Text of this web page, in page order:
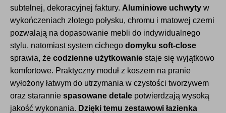
subtelnej, dekoracyjnej faktury. Aluminiowe uchwyty w
wykończeniach złotego połysku, chromu i matowej czerni
pozwalają na dopasowanie mebli do indywidualnego
stylu, natomiast system cichego domyku soft-close
sprawia, że codzienne użytkowanie staje się wyjątkowo
komfortowe. Praktyczny moduł z koszem na pranie
wyłożony łatwym do utrzymania w czystości tworzywem
oraz starannie spasowane detale potwierdzają wysoką
jakość wykonania. Dzięki temu zestawowi łazienka